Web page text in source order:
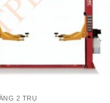
2 TRỤ